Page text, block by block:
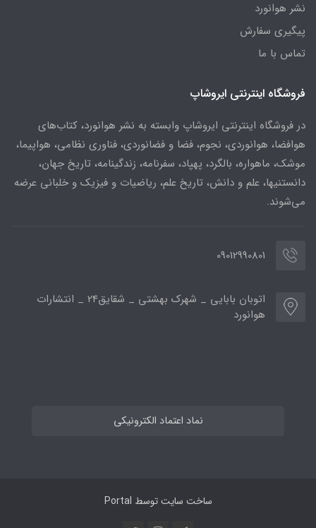
نشر هوانورد
پیگیری سفارش
تماس با ما
فروشگاه اینترنتی ایروشاپ
در فروشگاه اینترنتی ایروشاپ وابسته به نشر هوانورد، کتاب‌های
هوافضا، هوانوردی، نجوم، فضا و فضانوردی، فناوری نظامی، هواپیما،
موشک، ماهواره، بالگرد، پهپاد، سفرنامه، زندگینامه، تاریخ جهان،
دانستنیها، علم و دانش، تاریخ علم، ریاضیات و فیزیک و خلبانی عرضه
می‌شوند.
09012990801
اتوبان بابایی _ شهرک بهشتی _ شقایق24 _ انتشارات
هوانورد
نماد اعتماد الکترونیکی
ساخت سایت توسط Portal